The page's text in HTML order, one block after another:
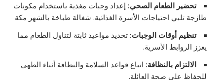
تحضير الطعام الصحي: إعداد وجبات مغذية باستخدام مكونات
طازجة تلبي احتياجات الأسرة الغذائية. شغالة طباخة بالشهر مكة
تنظيم أوقات الوجبات: تحديد مواعيد ثابتة لتناول الطعام مما
يعزز الروابط الأسرية.
الالتزام بالنظافة: اتباع قواعد السلامة والنظافة أثناء الطهي
للحفاظ على صحة العائلة.